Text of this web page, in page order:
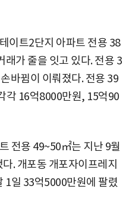
이트2단지 아파트 전용 38
가 줄을 잇고 있다. 전용 3
바뀜이 이뤄졌다. 전용 39
각 16억8000만원, 15억90
전용 49~50㎡는 지난 9월
. 개포동 개포자이프레지
1일 33억5000만원에 팔렸